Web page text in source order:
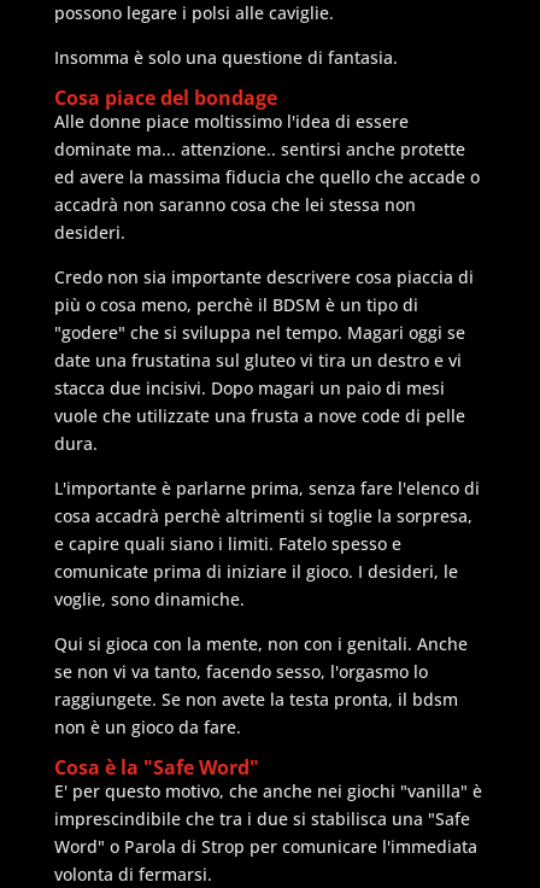
possono legare i polsi alle caviglie.
Insomma è solo una questione di fantasia.
Cosa piace del bondage
Alle donne piace moltissimo l'idea di essere
dominate ma... attenzione.. sentirsi anche protette
ed avere la massima fiducia che quello che accade o
accadrà non saranno cosa che lei stessa non
desideri.
Credo non sia importante descrivere cosa piaccia di
più o cosa meno, perchè il BDSM è un tipo di
"godere" che si sviluppa nel tempo. Magari oggi se
date una frustatina sul gluteo vi tira un destro e vi
stacca due incisivi. Dopo magari un paio di mesi
vuole che utilizzate una frusta a nove code di pelle
dura.
L'importante è parlarne prima, senza fare l'elenco di
cosa accadrà perchè altrimenti si toglie la sorpresa,
e capire quali siano i limiti. Fatelo spesso e
comunicate prima di iniziare il gioco. I desideri, le
voglie, sono dinamiche.
Qui si gioca con la mente, non con i genitali. Anche
se non vi va tanto, facendo sesso, l'orgasmo lo
raggiungete. Se non avete la testa pronta, il bdsm
non è un gioco da fare.
Cosa è la "Safe Word"
E' per questo motivo, che anche nei giochi "vanilla" è
imprescindibile che tra i due si stabilisca una "Safe
Word" o Parola di Strop per comunicare l'immediata
volonta di fermarsi.